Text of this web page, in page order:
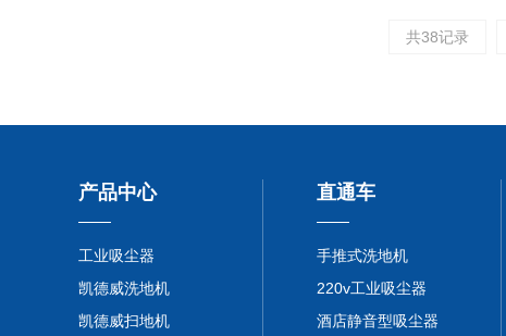
共38记录
产品中心
工业吸尘器
凯德威洗地机
凯德威扫地机
直通车
手推式洗地机
220v工业吸尘器
酒店静音型吸尘器